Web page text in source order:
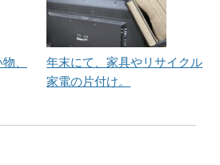
、
年末にて、家具やリサイクル
家電の片付け。